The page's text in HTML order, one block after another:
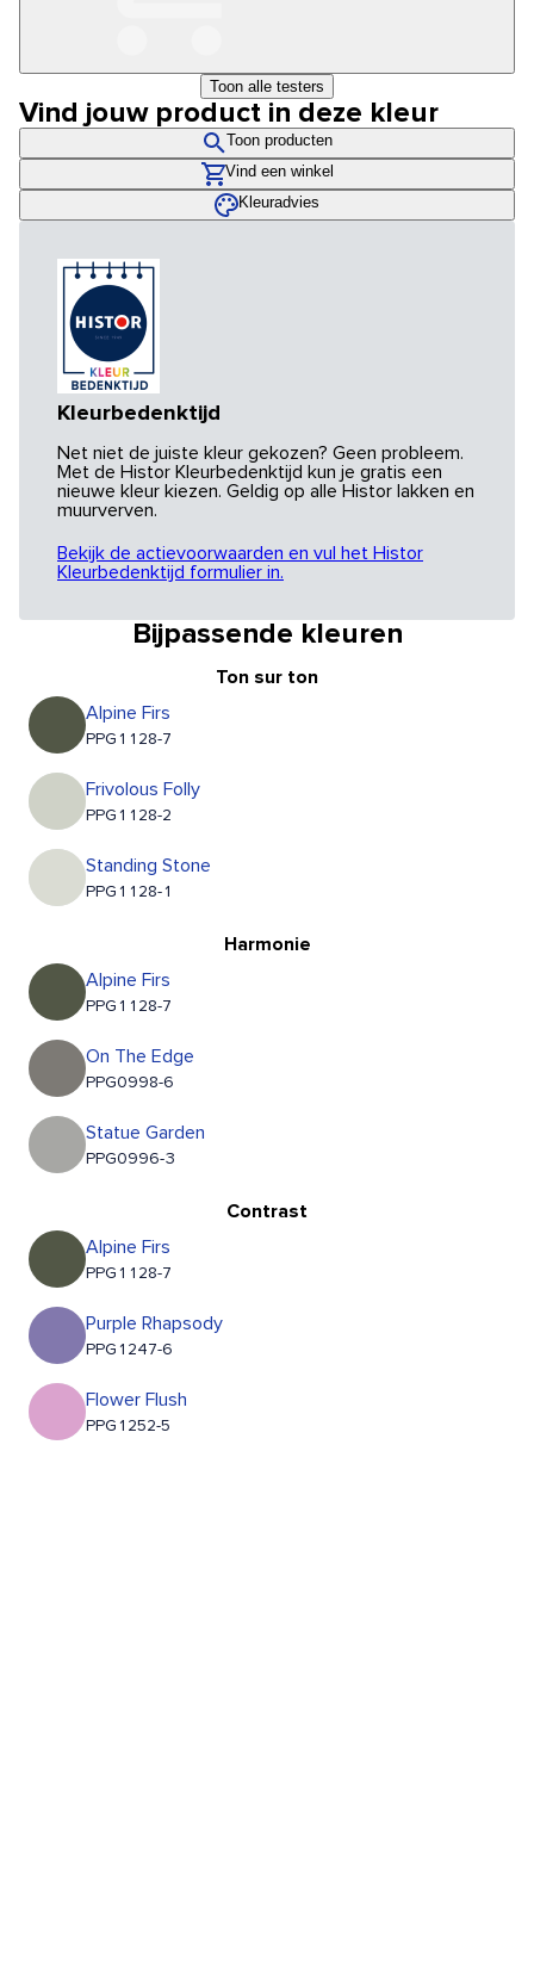
Toon alle testers
Vind jouw product in deze kleur
Toon producten
Vind een winkel
Kleuradvies
Kleurbedenktijd
Net niet de juiste kleur gekozen? Geen probleem.
Met de Histor Kleurbedenktijd kun je gratis een
nieuwe kleur kiezen. Geldig op alle Histor lakken en
muurverven.
Bekijk de actievoorwaarden en vul het Histor
Kleurbedenktijd formulier in.
Bijpassende kleuren
Ton sur ton
Alpine Firs
PPG1128-7
Frivolous Folly
PPG1128-2
Standing Stone
PPG1128-1
Harmonie
Alpine Firs
PPG1128-7
On The Edge
PPG0998-6
Statue Garden
PPG0996-3
Contrast
Alpine Firs
PPG1128-7
Purple Rhapsody
PPG1247-6
Flower Flush
PPG1252-5